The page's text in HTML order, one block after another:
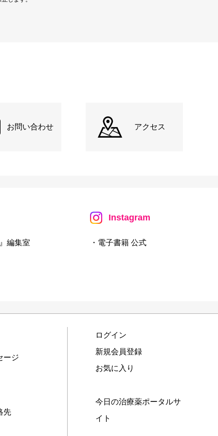
お問い合わせ アクセス
編集室
Instagram
・電子書籍 公式
ージ
先
ログイン
新規会員登録
お気に入り
今日の治療薬ポータルサ
イト